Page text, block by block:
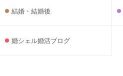
結婚・結婚後
婚シェル婚活ブログ